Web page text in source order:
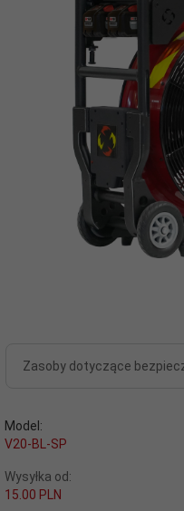
Zasoby dotyczące
Model:
V20-BL-SP
Wysyłka od:
15.00 PLN